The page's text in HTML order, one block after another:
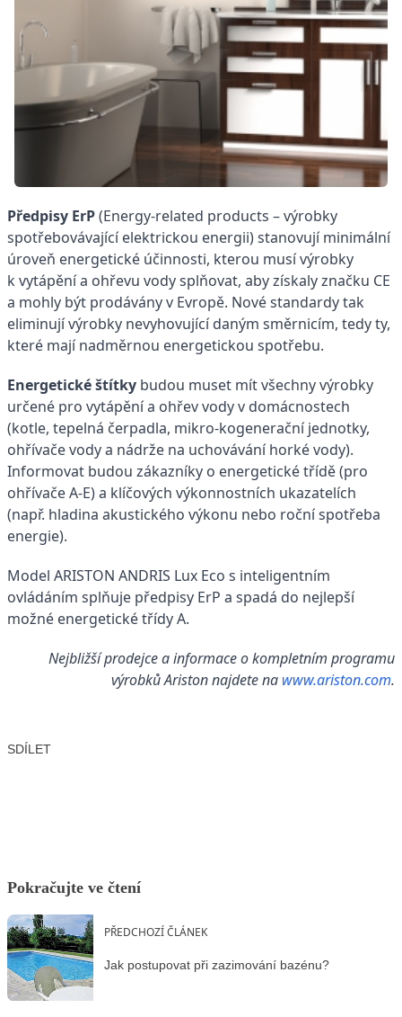
Předpisy ErP(Energy-related products – výrobky
spotřebovávající elektrickou energii) stanovují minimální
úroveň energetické účinnosti, kterou musí výrobky
k vytápění a ohřevu vody splňovat, aby získaly značku CE
a mohly být prodávány v Evropě. Nové standardy tak
eliminují výrobky nevyhovující daným směrnicím, tedy ty,
které mají nadměrnou energetickou spotřebu.
Energetické štítky budou muset mít všechny výrobky
určené pro vytápění a ohřev vody v domácnostech
(kotle, tepelná čerpadla, mikro-kogenerační jednotky,
ohřívače vody a nádrže na uchovávání horké vody).
Informovat budou zákazníky o energetické třídě (pro
ohřívače A-E) a klíčových výkonnostních ukazatelích
(např. hladina akustického výkonu nebo roční spotřeba
energie).
Model ARISTON ANDRIS Lux Eco s inteligentním
ovládáním splňuje předpisy ErP a spadá do nejlepší
možné energetické třídy A.
Nejbližší prodejce a informace o kompletním programu
výrobků Ariston najdete na www.ariston.com.
SDÍLET
Pokračujte ve čtení
PŘEDCHOZÍ ČLÁNEK
Jak postupovat při zazimování bazénu?